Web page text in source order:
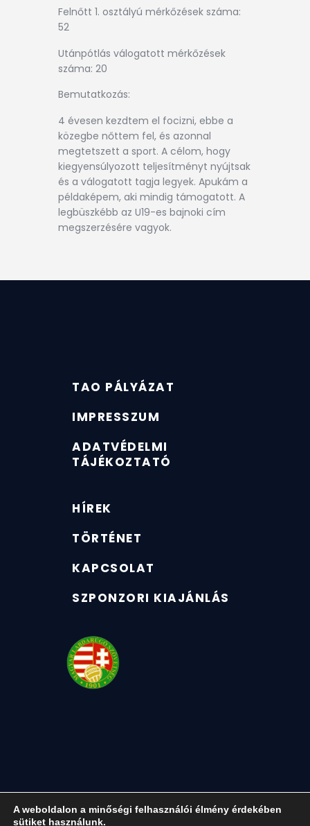
Felnőtt 1. osztályú mérkőzések száma:
52
Utánpótlás válogatott mérkőzések
száma: 20
Bemutatkozás:
4 évesen kezdtem el focizni, ebbe a
közegbe nőttem fel, és azonnal
megtetszett a sport. A célom, hogy
kiegyensúlyozott teljesítményt nyújtsak
és a válogatott tagja legyek. Apukám a
példaképem, aki mindig támogatott. A
legbüszkébb az U19-es bajnoki cím
megszerzésére vagyok.
TAO PÁLYÁZAT
IMPRESSZUM
ADATVÉDELMI
TÁJÉKOZTATÓ
HÍREK
TÖRTÉNET
KAPCSOLAT
SZPONZORI KIAJÁNLÁS
A weboldalon a minőségi felhasználói élmény érdekében
sütiket használunk.